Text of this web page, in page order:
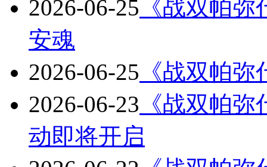
2026-06-25 《战双帕
安魂
2026-06-25 《战双帕
2026-06-23 《战双帕
动即将开启